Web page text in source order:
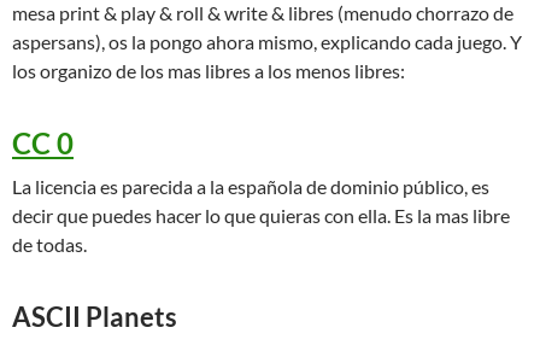
mesa print & play & roll & write & libres (menudo chorrazo de
aspersans), os la pongo ahora mismo, explicando cada juego. Y
los organizo de los mas libres a los menos libres:
CC 0
La licencia es parecida a la española de dominio público, es
decir que puedes hacer lo que quieras con ella. Es la mas libre
de todas.
ASCII Planets